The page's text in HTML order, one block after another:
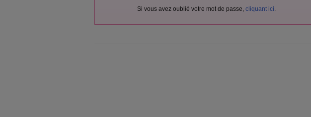
Si vous avez oublié votre mot de passe, cliquant ici.